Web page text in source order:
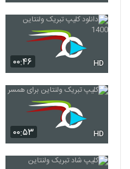
۰۰:۴۶ HD
۰۰:۵۳ HD